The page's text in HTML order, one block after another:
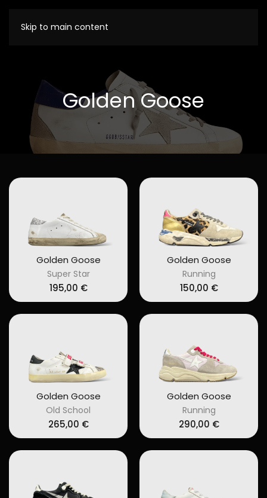
Skip to main content
Golden Goose
Golden Goose
Super Star
195,00 €
Golden Goose
Running
150,00 €
Golden Goose
Old School
265,00 €
Golden Goose
Running
290,00 €